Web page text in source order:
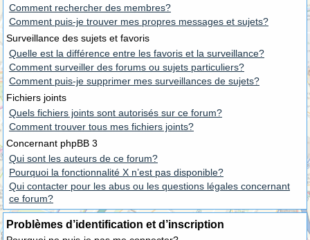
Comment rechercher des membres?
Comment puis-je trouver mes propres messages et sujets?
Surveillance des sujets et favoris
Quelle est la différence entre les favoris et la surveillance?
Comment surveiller des forums ou sujets particuliers?
Comment puis-je supprimer mes surveillances de sujets?
Fichiers joints
Quels fichiers joints sont autorisés sur ce forum?
Comment trouver tous mes fichiers joints?
Concernant phpBB 3
Qui sont les auteurs de ce forum?
Pourquoi la fonctionnalité X n’est pas disponible?
Qui contacter pour les abus ou les questions légales concernant
ce forum?
Problèmes d’identification et d’inscription